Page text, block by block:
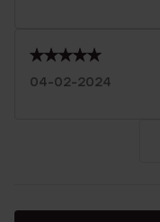
04-02-2024